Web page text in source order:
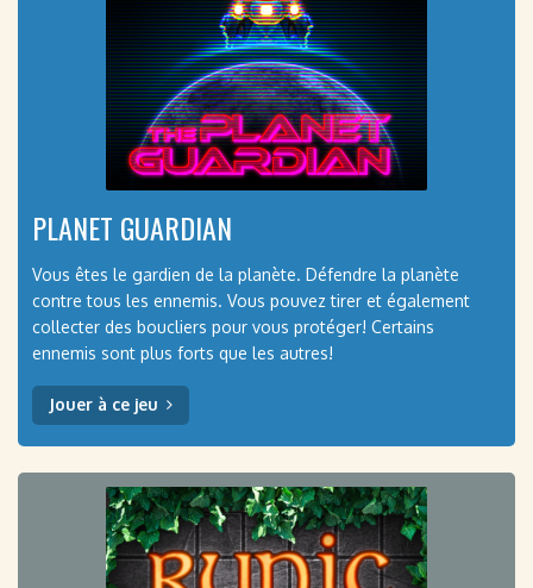
PLANET GUARDIAN
Vous êtes le gardien de la planète. Défendre la planète
contre tous les ennemis. Vous pouvez tirer et également
collecter des boucliers pour vous protéger! Certains
ennemis sont plus forts que les autres!
Jouer à ce jeu